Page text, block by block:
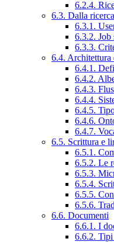
6.2.4.
6.3. Dalla
6.3.1.
6.3.2. Job
6.3.3.
6.4. Architettura
6.4.1.
6.4.2.
6.4.3.
6.4.4.
6.4.5.
6.4.6.
6.4.7.
6.5. Scrittura e
6.5.1.
6.5.2. Le
6.5.3.
6.5.4.
6.5.5.
6.5.6.
6.6. Documenti
6.6.1. I
6.6.2.